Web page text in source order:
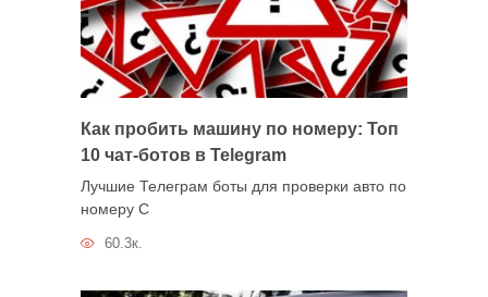
Как пробить машину по номеру: Топ
10 чат-ботов в Telegram
Лучшие Телеграм боты для проверки авто по
номеру С
60.3к.